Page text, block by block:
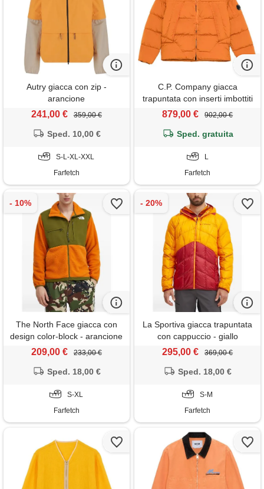
Autry giacca con zip -
arancione
241,00 € 359,00 €
Sped. 10,00 €
S-L-XL-XXL
Farfetch
C.P. Company giacca
trapuntata con inserti imbottiti
- arancione
879,00 € 902,00 €
Sped. gratuita
L
Farfetch
The North Face giacca con
design color-block - arancione
209,00 € 233,00 €
Sped. 18,00 €
S-XL
Farfetch
La Sportiva giacca trapuntata
con cappuccio - giallo
295,00 € 369,00 €
Sped. 18,00 €
S-M
Farfetch